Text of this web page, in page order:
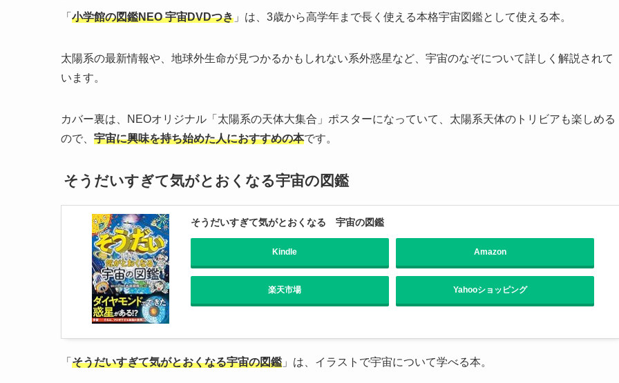
「 小学館の図鑑NEO 宇宙DVDつき 」は、3歳から高学年まで長く使える本格宇宙図鑑として使える本。
太陽系の最新情報や、地球外生命が見つかるかもしれない系外惑星など、宇宙のなぞについて詳しく解説されて
います。
カバー裏は、NEOオリジナル「太陽系の天体大集合」ポスターになっていて、太陽系天体のトリビアも楽しめる
ので、 宇宙に興味を持ち始めた人におすすめの本です。
そうだいすぎて気がとおくなる宇宙の図鑑
そうだいすぎて気がとおくなる 宇宙の図鑑
Kindle Amazon
楽天市場 Yahooショッピング
「 そうだいすぎて気がとおくなる宇宙の図鑑 」は、イラストで宇宙について学べる本。